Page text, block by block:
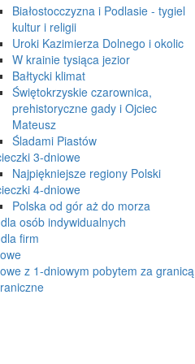
Białostocczyzna i Podlasie - tygiel
kultur i religii
Uroki Kazimierza Dolnego i okolic
W krainie tysiąca jezior
Bałtycki klimat
Świętokrzyskie czarownica,
prehistoryczne gady i Ojciec
Mateusz
Śladami Piastów
3-dniowe
Najpiękniejsze regiony Polski
4-dniowe
Polska od gór aż do morza
osób indywidualnych
firm
z 1-dniowym pobytem za granicą